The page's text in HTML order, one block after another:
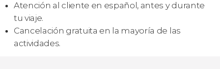
Atención al cliente en español, antes y durante
tu viaje.
Cancelación gratuita en la mayoría de las
actividades.